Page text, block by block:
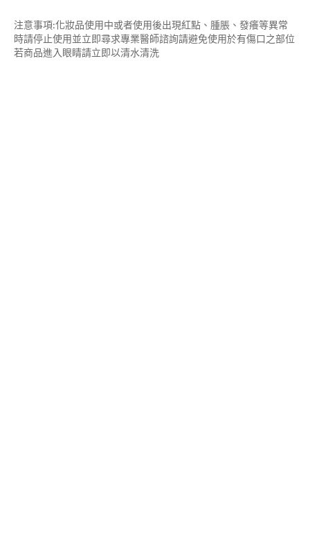
注意事項:化妝品使用中或者使用後出現紅點、腫脹、發癢等異常
時請停止使用並立即尋求專業醫師諮詢請避免使用於有傷口之部位
若商品進入眼睛請立即以清水清洗